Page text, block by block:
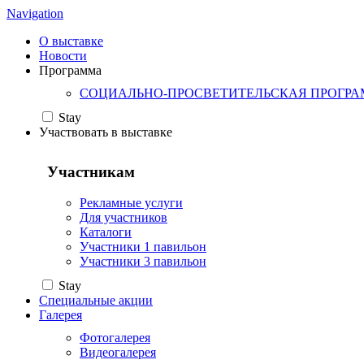
Navigation
О выставке
Новости
Программа
СОЦИАЛЬНО-ПРОСВЕТИТЕЛЬСКАЯ
Stay
Участвовать в выставке
Участникам
Рекламные услуги
Для участников
Каталоги
Участники 1 павильон
Участники 3 павильон
Stay
Специальные акции
Галерея
Фотогалерея
Видеогалерея